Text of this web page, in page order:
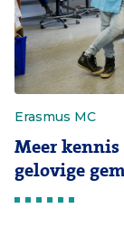
Erasmus MC
Meer
gelovige